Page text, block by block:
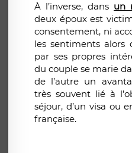
À l’inverse, dans un
deux époux est
consentement, ni
les sentiments alors
par ses propres
du couple se marie
de l’autre un
très souvent lié à
séjour, d’un visa ou
française.